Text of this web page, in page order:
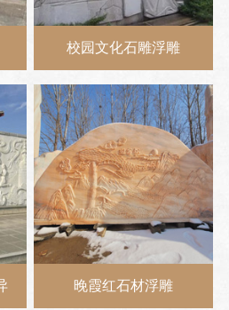
校园文化石雕浮雕
晚霞红石材浮雕